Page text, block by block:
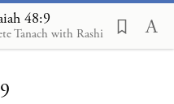
48:9
Tanach with Rashi